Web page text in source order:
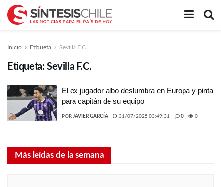
Inicio Etiqueta Sevilla F.C.
Etiqueta: Sevilla F.C.
El ex jugador albo deslumbra en Europa y pinta
para capitán de su equipo
POR JAVIER GARCÍA 31/07/2025 03:49:31 0 0
Más leídas de la semana